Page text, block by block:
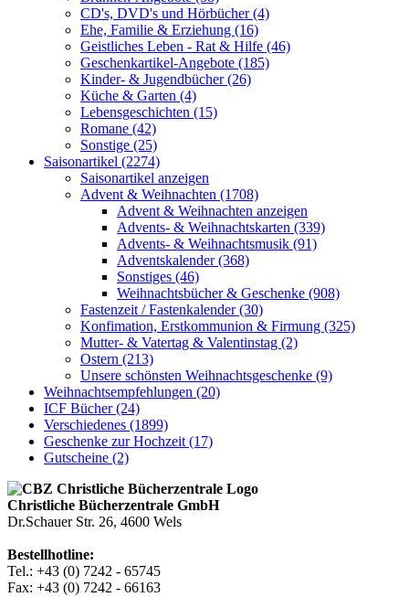
CD's, DVD's und Hörbücher (4)
Ehe, Familie & Erziehung (16)
Geistliches Leben - Rat & Hilfe (46)
Geschenkartikel-Angebote (185)
Kinder- & Jugendbücher (26)
Küche & Garten (4)
Lebensgeschichten (15)
Romane (42)
Sonstige (25)
Saisonartikel (2274)
Saisonartikel anzeigen
Advent & Weihnachten (1708)
Advent & Weihnachten anzeigen
Advents- & Weihnachtskarten (339)
Advents- & Weihnachtsmusik (91)
Adventskalender (368)
Sonstiges (46)
Weihnachtsbücher & Geschenke (908)
Fastenzeit / Fastenkalender (30)
Konfimation, Erstkommunion & Firmung (325)
Mutter- & Vatertag & Valentinstag (2)
Ostern (213)
Unsere schönsten Weihnachtsgeschenke (9)
Weihnachtsempfehlungen (20)
ICF Bücher (24)
Verschiedenes (1899)
Geschenke zur Hochzeit (17)
Gutscheine (2)
Christliche Bücherzentrale GmbH
Dr.Schauer Str. 26, 4600 Wels
Bestellhotline:
Tel.: +43 (0) 7242 - 65745
Fax: +43 (0) 7242 - 66163